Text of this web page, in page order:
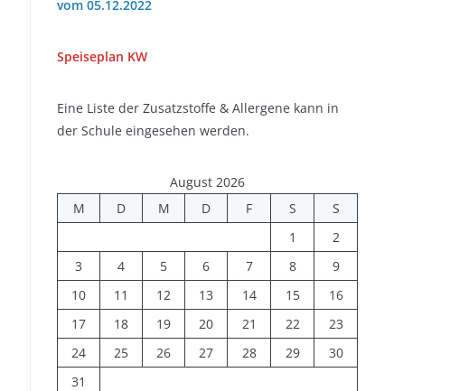
vom 05.12.2022
Speiseplan KW
Eine Liste der Zusatzstoffe & Allergene kann in
der Schule eingesehen werden.
August 2026
M
D M D F S
S
1
2
3
4 5 6 7 8
9
10
11 12 13 14 15
16
17
18 19 20 21 22
23
24
25 26 27 28 29
30
31